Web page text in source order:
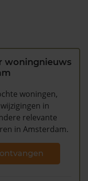
woningnieuws
woningen,
in
relevante
in Amsterdam.